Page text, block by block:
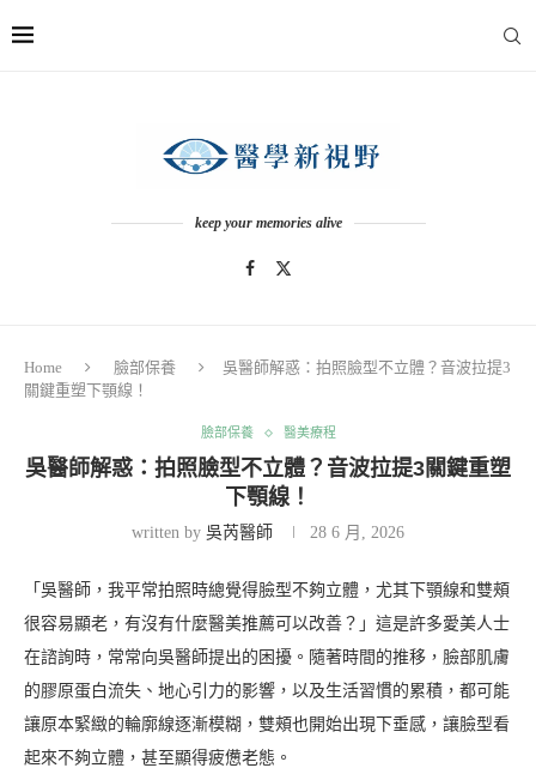
keep your memories alive
Home 臉部保養
吳醫師解惑：拍照臉型不立體？音波拉提3
關鍵重塑下顎線！
臉部保養 醫美療程
吳醫師解惑：拍照臉型不立體？音波拉提3關鍵重塑
下顎線！
written by 吳芮醫師 28 6 月, 2026
「吳醫師，我平常拍照時總覺得臉型不夠立體，尤其下顎線和雙頰
很容易顯老，有沒有什麼醫美推薦可以改善？」這是許多愛美人士
在諮詢時，常常向吳醫師提出的困擾。隨著時間的推移，臉部肌膚
的膠原蛋白流失、地心引力的影響，以及生活習慣的累積，都可能
讓原本緊緻的輪廓線逐漸模糊，雙頰也開始出現下垂感，讓臉型看
起來不夠立體，甚至顯得疲憊老態。